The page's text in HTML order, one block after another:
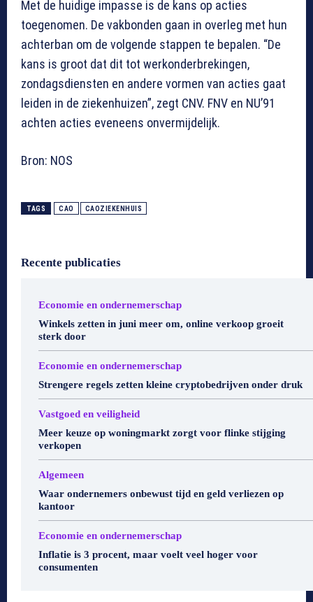
Met de huidige impasse is de kans op acties
toegenomen. De vakbonden gaan in overleg met hun
achterban om de volgende stappen te bepalen. “De
kans is groot dat dit tot werkonderbrekingen,
zondagsdiensten en andere vormen van acties gaat
leiden in de ziekenhuizen”, zegt CNV. FNV en NU’91
achten acties eveneens onvermijdelijk.
Bron: NOS
TAGS CAO CAOZIEKENHUIS
Recente publicaties
Economie en ondernemerschap
Winkels zetten in juni meer om, online verkoop groeit
sterk door
Economie en ondernemerschap
Strengere regels zetten kleine cryptobedrijven onder druk
Vastgoed en veiligheid
Meer keuze op woningmarkt zorgt voor flinke stijging
verkopen
Algemeen
Waar ondernemers onbewust tijd en geld verliezen op
kantoor
Economie en ondernemerschap
Inflatie is 3 procent, maar voelt veel hoger voor
consumenten